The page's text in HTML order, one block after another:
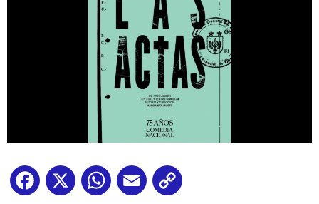
Facebook
X WhatsApp
Email